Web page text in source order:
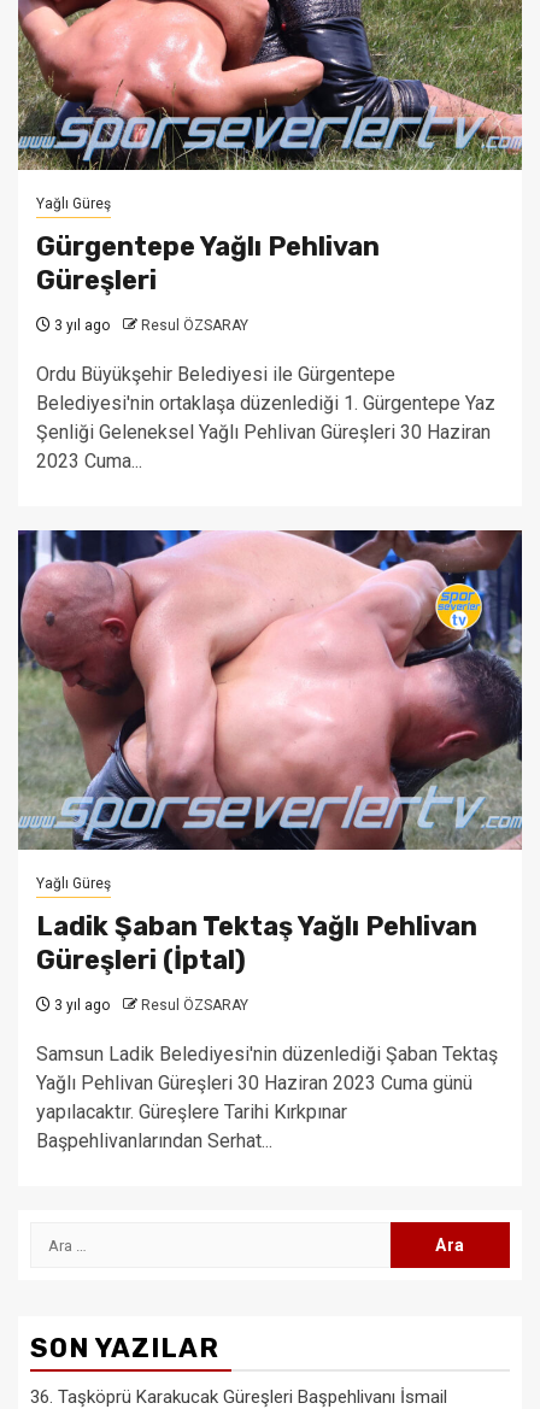
Yağlı Güreş
Gürgentepe Yağlı Pehlivan
Güreşleri
3 yıl ago Resul ÖZSARAY
Ordu Büyükşehir Belediyesi ile Gürgentepe
Belediyesi'nin ortaklaşa düzenlediği 1. Gürgentepe Yaz
Şenliği Geleneksel Yağlı Pehlivan Güreşleri 30 Haziran
2023 Cuma...
Yağlı Güreş
Ladik Şaban Tektaş Yağlı Pehlivan
Güreşleri (İptal)
3 yıl ago Resul ÖZSARAY
Samsun Ladik Belediyesi'nin düzenlediği Şaban Tektaş
Yağlı Pehlivan Güreşleri 30 Haziran 2023 Cuma günü
yapılacaktır. Güreşlere Tarihi Kırkpınar
Başpehlivanlarından Serhat...
Arama:
SON YAZILAR
36. Taşköprü Karakucak Güreşleri Başpehlivanı İsmail